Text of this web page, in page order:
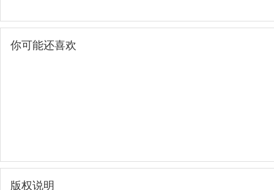
你可能还喜欢
版权说明